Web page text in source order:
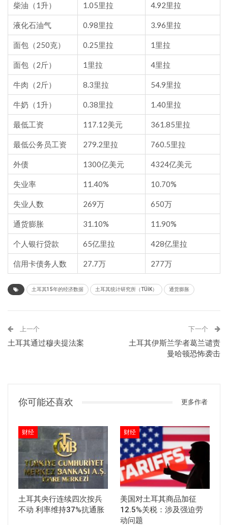
柴油（1升） 1.05里拉 4.92里拉
液化石油气 0.98里拉 3.96里拉
面包（250克） 0.25里拉 1里拉
面包（2斤） 1里拉 4里拉
牛肉（2斤） 8.3里拉 54.9里拉
牛奶（1升） 0.38里拉 1.40里拉
最低工资 117.12美元 361.85里拉
最低公务员工资 279.2里拉 760.5里拉
外债 1300亿美元 4324亿美元
失业率 11.40% 10.70%
失业人数 269万 650万
通货膨胀 31.10% 11.90%
个人银行贷款 65亿里拉 428亿里拉
信用卡债务人数 27.7万 277万
土耳其15年的经济数据 土耳其统计研究所（TÜİK） 通货膨胀
上一个
土耳其通过穆夫提法案
下一个
土耳其伊斯兰学者葛兰谴责
曼哈顿恐怖袭击
你可能还喜欢 更多作者
财经
土耳其央行连续四次按兵
不动 利率维持37%抗通胀
财经
美国对土耳其商品加征
12.5%关税：涉及强迫劳
动问题